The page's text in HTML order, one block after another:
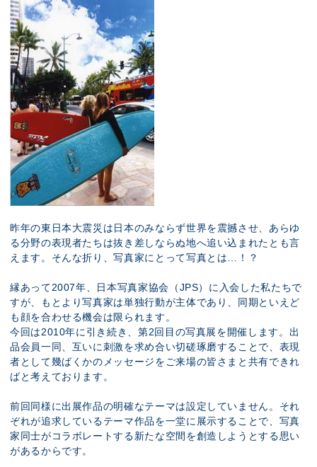
昨年の東日本大震災は日本のみならず世界を震撼させ、あらゆ
る分野の表現者たちは抜き差しならぬ地へ追い込まれたとも言
えます。そんな折り、写真家にとって写真とは…！？
縁あって2007年、日本写真家協会（JPS）に入会した私たちで
すが、もとより写真家は単独行動が主体であり、同期といえど
も顔を合わせる機会は限られます。
今回は2010年に引き続き、第2回目の写真展を開催します。出
品会員一同、互いに刺激を求め合い切磋琢磨することで、表現
者として幾ばくかのメッセージをご来場の皆さまと共有できれ
ばと考えております。
前回同様に出展作品の明確なテーマは設定していません。それ
ぞれが追求しているテーマ作品を一堂に展示することで、写真
家同士がコラボレートする新たな空間を創造しようとする思い
があるからです。